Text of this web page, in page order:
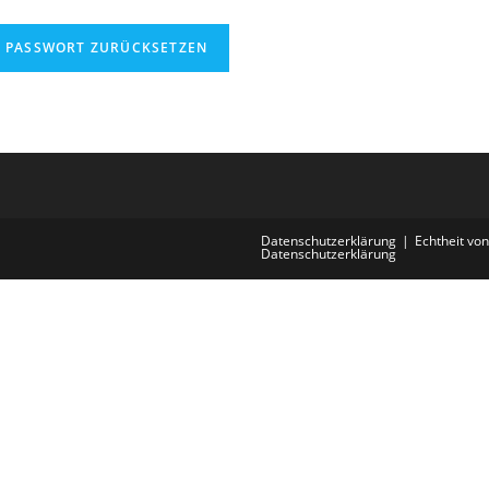
PASSWORT ZURÜCKSETZEN
Datenschutzerklärung Echtheit
Datenschutzerklärung